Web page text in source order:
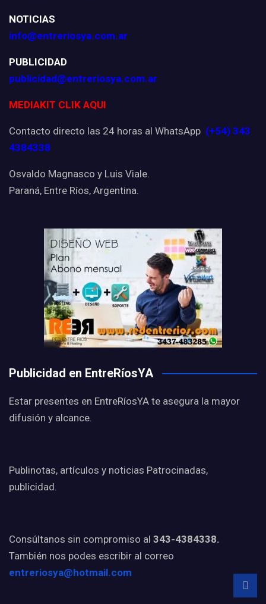
NOTICIAS
info@entreriosya.com.ar
PUBLICIDAD
publicidad@entreriosya.com.ar
MEDIAKIT CLIK AQUI
Contacto directo las 24 horas al WhatsApp (+54) 343
4384338
Osvaldo Magnasco y Luis Viale.
Paraná, Entre Ríos, Argentina.
Publicidad en EntreRíosYA
Estar presentes en EntreRíosYA te asegura la mayor
difusión y alcance.
Publinotas, artículos y noticias Patrocinadas,
publicidad.
Consúltanos sin compromiso al 343-4384338.
También nos podes escribir al correo
entreriosya@hotmail.com